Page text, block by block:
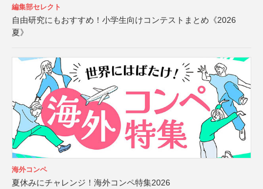
編集部セレクト
自由研究にもおすすめ！小学生向けコンテストまとめ《2026
夏》
海外コンペ
夏休みにチャレンジ！海外コンペ特集2026